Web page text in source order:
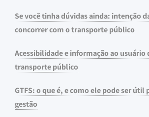
Se você tinha dúvidas ainda: intenção
concorrer com o transporte público
Acessibilidade e informação ao usuário
transporte público
GTFS: o que é, e como ele pode ser útil
gestão